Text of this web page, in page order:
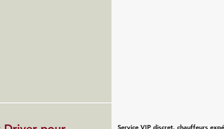
Service VIP discret, chauffeurs